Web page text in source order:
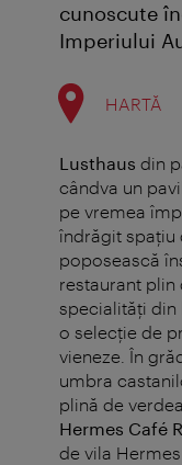
cunoscute
Imperiului
HARTĂ
Lusthaus din
cândva un
pe vremea
îndrăgit spaţiu
poposească
restaurant plin
specialităţi din
o selecţie de
vieneze. În
umbra
plină de
Hermes Café
de vila